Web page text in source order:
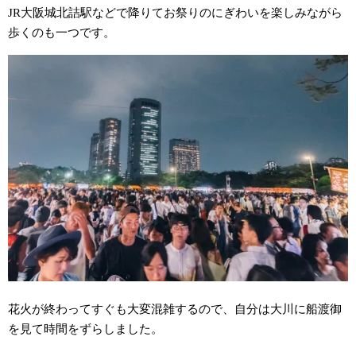
JR大阪城北詰駅などで降りてお祭りのにぎわいを楽しみながら
歩くのも一つです。
花火が終わってすぐも大変混雑するので、自分は大川に船渡御
を見て時間をずらしました。